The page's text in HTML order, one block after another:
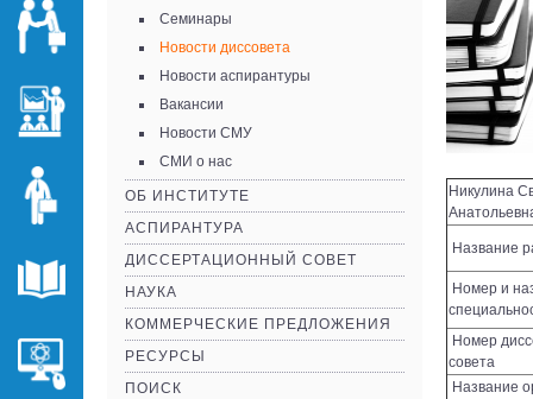
Семинары
Новости диссовета
Новости аспирантуры
Вакансии
Новости СМУ
СМИ о нас
ОБ ИНСТИТУТЕ
АСПИРАНТУРА
ДИССЕРТАЦИОННЫЙ СОВЕТ
НАУКА
КОММЕРЧЕСКИЕ ПРЕДЛОЖЕНИЯ
РЕСУРСЫ
ПОИСК
Никулина
Название
Номер и
Номер
совета
Название